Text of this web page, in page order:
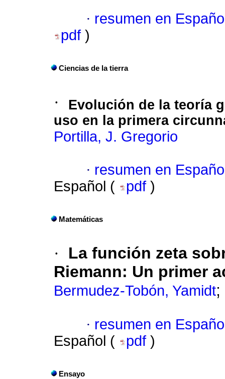
· resumen en
pdf )
Ciencias de la tierra
·
Evolución de la teoría
uso en la primera
Portilla, J. Gregorio
· resumen en
Español (
pdf )
Matemáticas
·
La función zeta
Riemann: Un primer
Bermudez-Tobón, Yamidt;
· resumen en
Español (
pdf )
Ensayo